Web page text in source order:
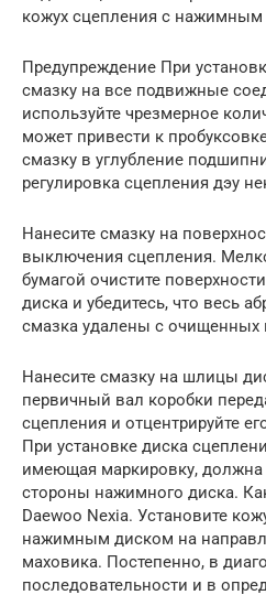
кожух сцепления с
Предупреждение При
смазку на все подвижные
используйте чрезмерное
может привести к
смазку в углубление
регулировка сцепления дэу
Нанесите смазку на
выключения сцепления.
бумагой очистите
диска и убедитесь, что весь
смазка удалены с очищенных
Нанесите смазку на шлицы
первичный вал коробки
сцепления и отцентрируйте
При установке диска
имеющая маркировку, должна
стороны нажимного диска.
Daewoo Nexia. Установите
нажимным диском на
маховика. Постепенно, в
последовательности и в